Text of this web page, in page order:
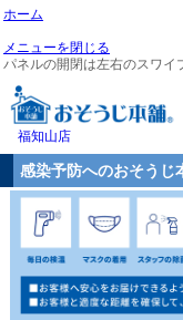
ホーム
メニューを閉じる
パネルの開閉は左右のスワイ
福知山店
感染予防へのおそうじ